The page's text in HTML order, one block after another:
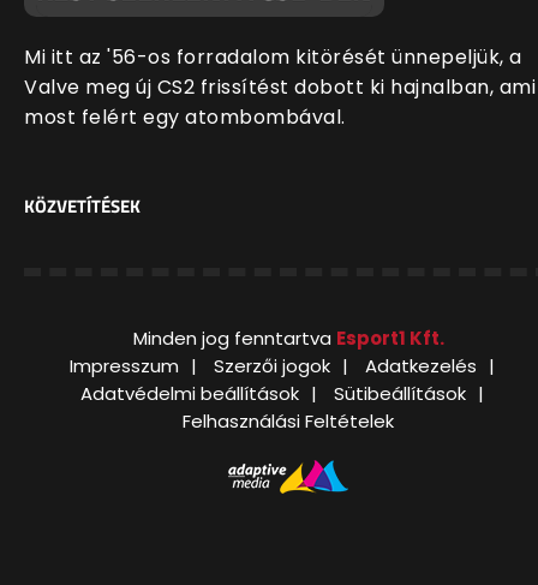
Mi itt az '56-os forradalom kitörését ünnepeljük, a
Valve meg új CS2 frissítést dobott ki hajnalban, ami
most felért egy atombombával.
KÖZVETÍTÉSEK
Minden jog fenntartva Esport1 Kft.
Impresszum
Szerzői jogok
Adatkezelés
Adatvédelmi beállítások
Sütibeállítások
Felhasználási Feltételek